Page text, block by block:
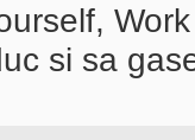
si sa